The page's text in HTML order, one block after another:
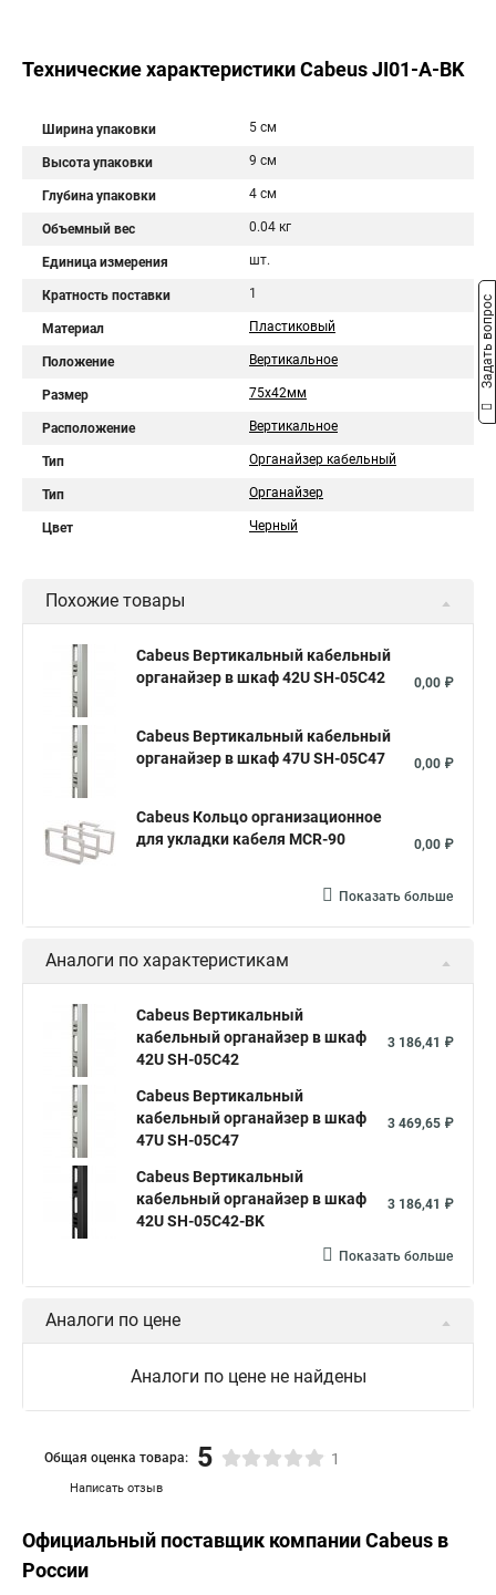
Технические характеристики Cabeus JI01-A-BK
Ширина упаковки 5 см
Высота упаковки 9 см
Глубина упаковки 4 см
Объемный вес 0.04 кг
Единица измерения шт.
Кратность поставки 1
Материал Пластиковый
Положение Вертикальное
Размер 75x42мм
Расположение Вертикальное
Тип Органайзер кабельный
Тип Органайзер
Цвет Черный
Похожие товары
Cabeus Вертикальный кабельный
органайзер в шкаф 42U SH-05C42
0,00 ₽
Cabeus Вертикальный кабельный
органайзер в шкаф 47U SH-05C47
0,00 ₽
Cabeus Кольцо организационное
для укладки кабеля MCR-90
0,00 ₽
Показать больше
Аналоги по характеристикам
Cabeus Вертикальный
кабельный органайзер в шкаф
42U SH-05C42
3 186,41 ₽
Cabeus Вертикальный
кабельный органайзер в шкаф
47U SH-05C47
3 469,65 ₽
Cabeus Вертикальный
кабельный органайзер в шкаф
42U SH-05C42-BK
3 186,41 ₽
Показать больше
Аналоги по цене
Аналоги по цене не найдены
Написать отзыв
Общая оценка товара: 5 1
Официальный поставщик компанииCabeus в
России
Задать вопрос